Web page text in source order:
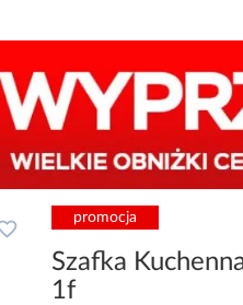
promocja
Szafka
1f